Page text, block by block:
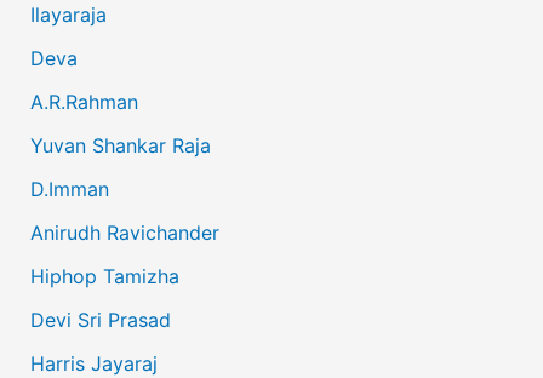
Ilayaraja
Deva
A.R.Rahman
Yuvan Shankar Raja
D.Imman
Anirudh Ravichander
Hiphop Tamizha
Devi Sri Prasad
Harris Jayaraj